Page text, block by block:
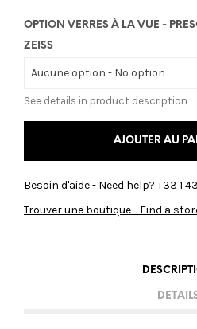
OPTION VERRES À LA VUE -
ZEISS
See details in product description
AJOUTER AU
Besoin d'aide - Need help? +33 1
Trouver une boutique - Find a